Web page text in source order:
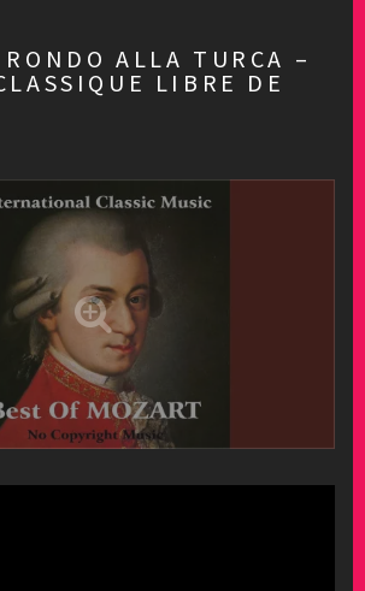
RONDO ALLA TURCA –
LIBRE DE